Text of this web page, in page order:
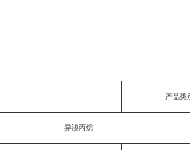
产品类
异溴丙烷